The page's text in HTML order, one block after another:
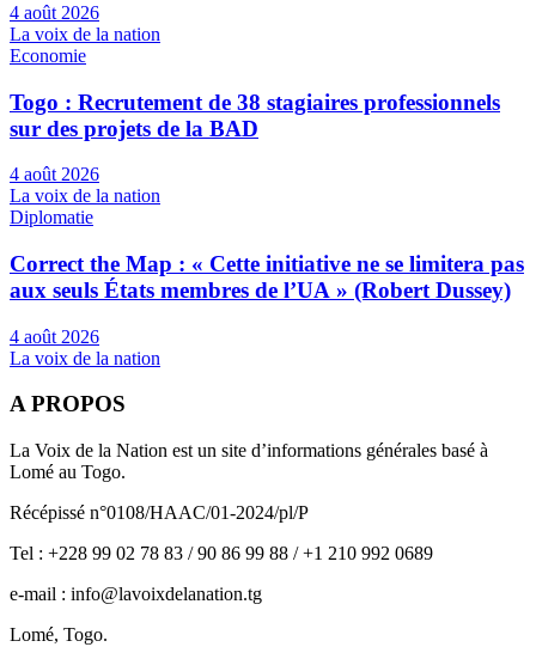
4 août 2026
La voix de la nation
Economie
Togo : Recrutement de 38 stagiaires professionnels
sur des projets de la BAD
4 août 2026
La voix de la nation
Diplomatie
Correct the Map : « Cette initiative ne se limitera pas
aux seuls États membres de l’UA » (Robert Dussey)
4 août 2026
La voix de la nation
A PROPOS
La Voix de la Nation est un site d’informations générales basé à
Lomé au Togo.
Récépissé n°0108/HAAC/01-2024/pl/P
Tel : +228 99 02 78 83 / 90 86 99 88 / +1 210 992 0689
e-mail : info@lavoixdelanation.tg
Lomé, Togo.